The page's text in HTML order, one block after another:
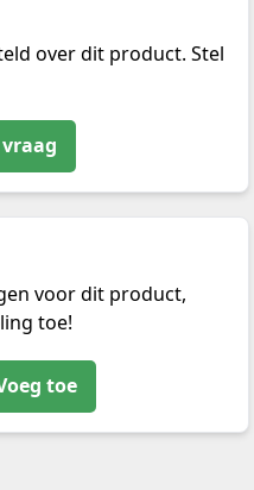
over dit product. Stel
voor dit product,
toe!
toe